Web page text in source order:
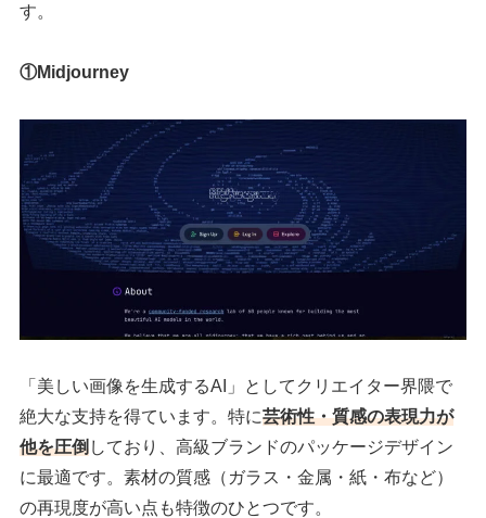
す。
①Midjourney
「美しい画像を生成するAI」としてクリエイター界隈で
絶大な支持を得ています。特に芸術性・質感の表現力が
他を圧倒 しており、高級ブランドのパッケージデザイン
に最適です。素材の質感（ガラス・金属・紙・布など）
の再現度が高い点も特徴のひとつです。